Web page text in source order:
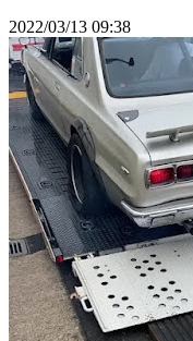
2022/03/13 09:38